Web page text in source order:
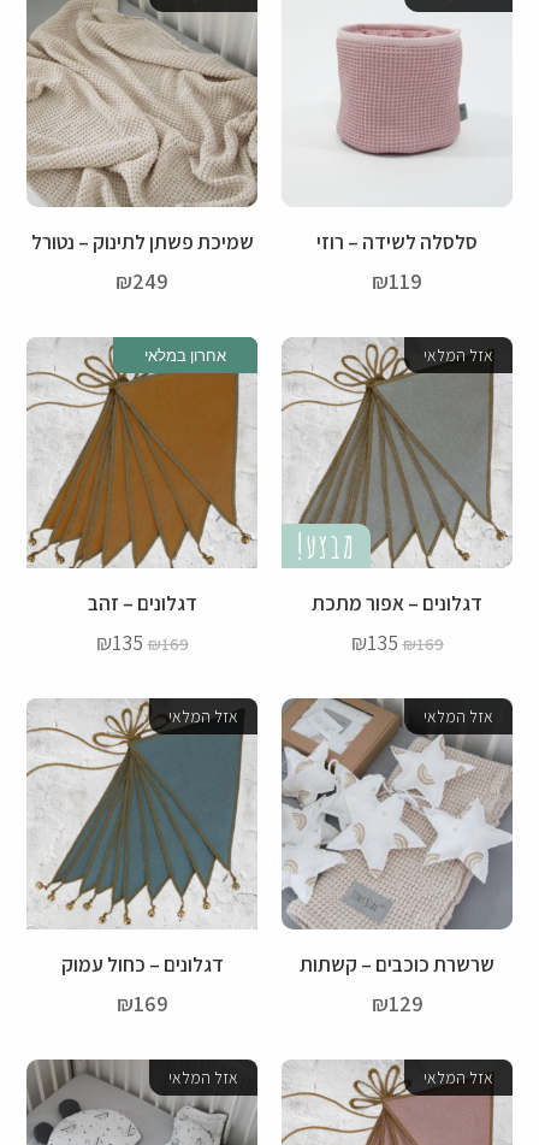
סלסלה לשידה – רוזי
₪119
שמיכת פשתן לתינוק – נטורל
₪249
אזל המלאי
מבצע!
דגלונים – אפור מתכת
₪169
₪135
אחרון במלאי
אזל המלאי
דגלונים – זהב
₪169
₪135
אזל המלאי
שרשרת כוכבים – קשתות
₪129
אזל המלאי
דגלונים – כחול עמוק
₪169
אזל המלאי אזל המלאי